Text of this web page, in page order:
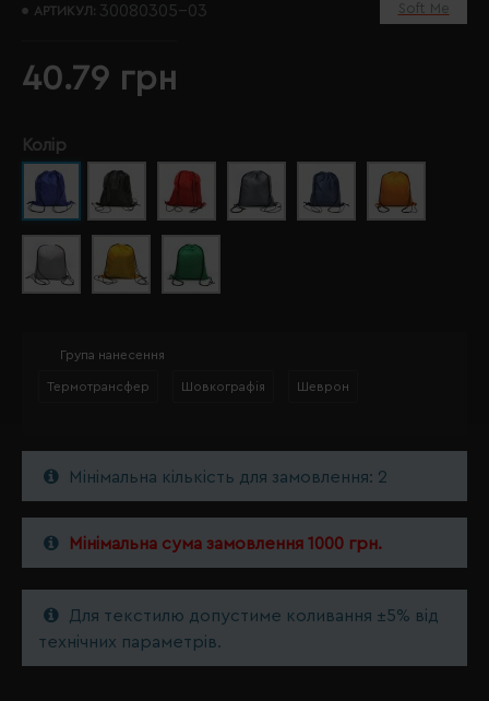
АРТИКУЛ: 30080305-03 Soft Me
40.79 грн
Колір
Група нанесення
Термотрансфер Шовкографія Шеврон
Мінімальна кількість для замовлення: 2
Мінімальна сума замовлення 1000 грн.
Для текстилю допустиме коливання ±5% від
технічних параметрів.